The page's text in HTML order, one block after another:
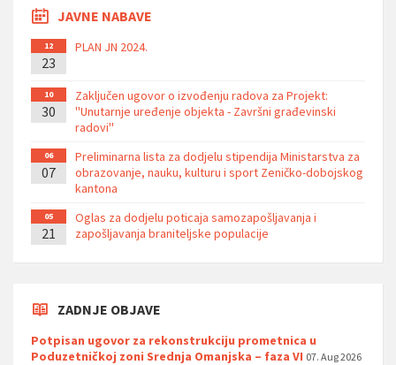
JAVNE NABAVE
12
23
PLAN JN 2024.
10
30
Zaključen ugovor o izvođenju radova za Projekt:
''Unutarnje uređenje objekta - Završni građevinski
radovi''
06
07
Preliminarna lista za dodjelu stipendija Ministarstva za
obrazovanje, nauku, kulturu i sport Zeničko-dobojskog
kantona
05
21
Oglas za dodjelu poticaja samozapošljavanja i
zapošljavanja braniteljske populacije
ZADNJE OBJAVE
Potpisan ugovor za rekonstrukciju prometnica u
Poduzetničkoj zoni Srednja Omanjska – faza VI 07. Aug 2026